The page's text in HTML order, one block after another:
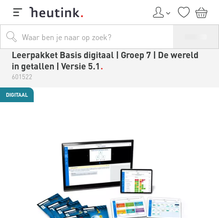
Leerpakket Basis digitaal | Groep 7 | De wereld
in getallen | Versie 5.1
601522
DIGITAAL